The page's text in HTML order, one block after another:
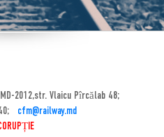
2012,str. Vlaicu Pîrcălab 48;
cfm@railway.md